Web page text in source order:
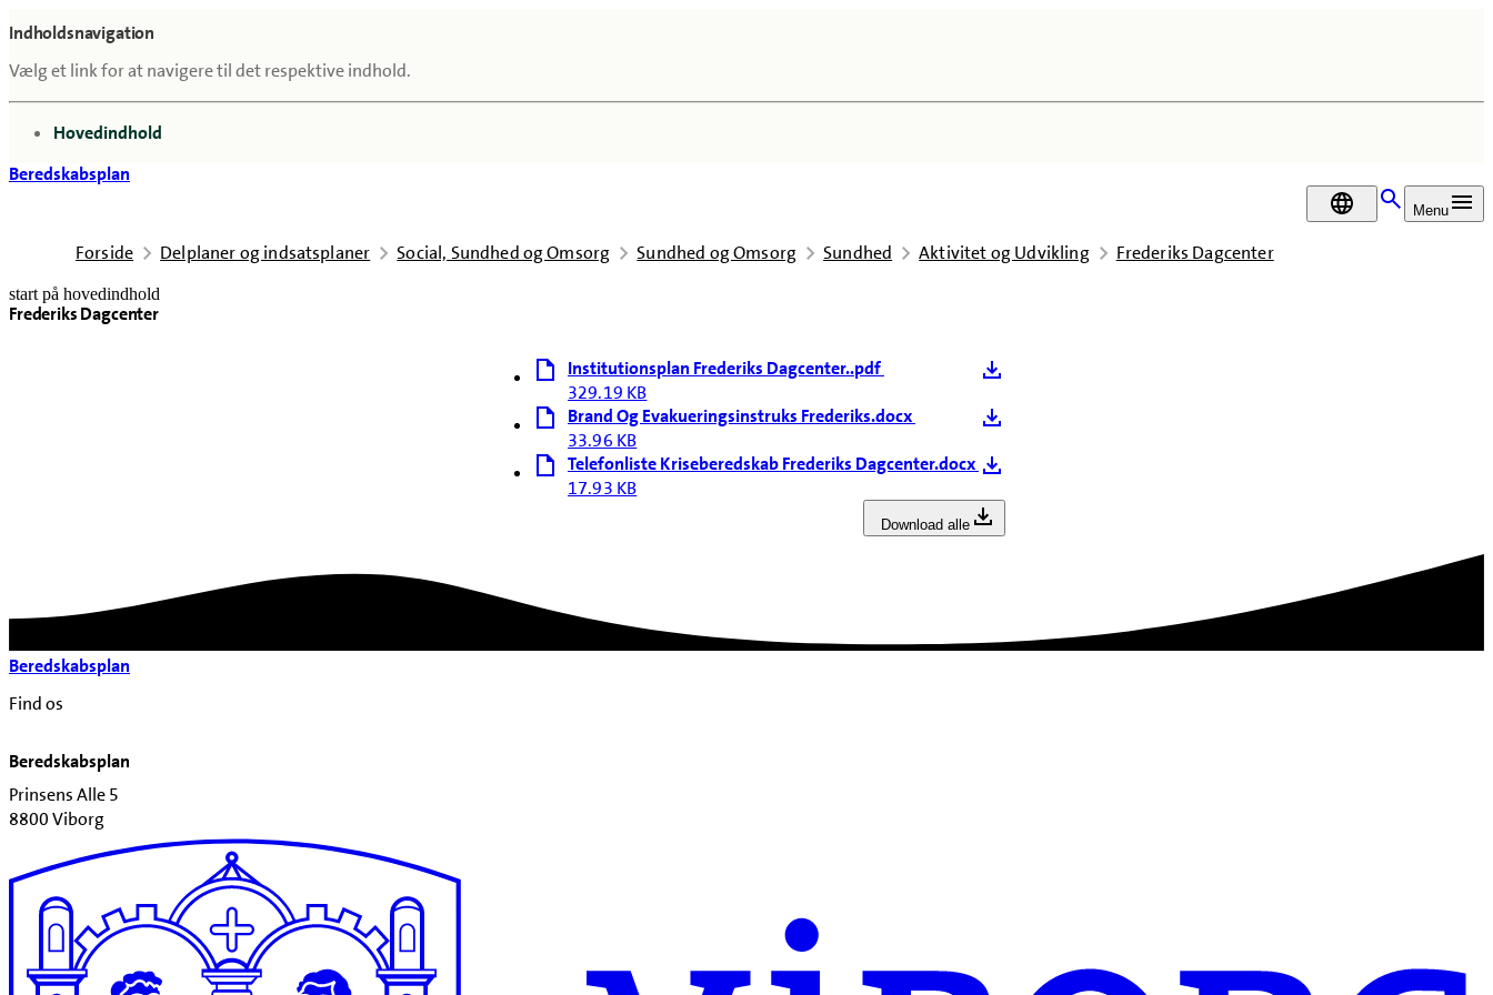
Indholdsnavigation
Vælg et link for at navigere til det respektive indhold.
gå til
Hovedindhold
Beredskabsplan
DA
Menu
Forside Delplaner og indsatsplaner Social, Sundhed og Omsorg Sundhed og Omsorg Sundhed Aktivitet og Udvikling Frederiks Dagcenter
start på hovedindhold
Frederiks Dagcenter
senest opdateret 21. april 2026
Institutionsplan Frederiks Dagcenter..pdf
329.19 KB
Brand Og Evakueringsinstruks Frederiks.docx
33.96 KB
Telefonliste Kriseberedskab Frederiks Dagcenter.docx
17.93 KB
Download alle
Beredskabsplan
Find os
Beredskabsplan
Prinsens Alle 5
8800 Viborg